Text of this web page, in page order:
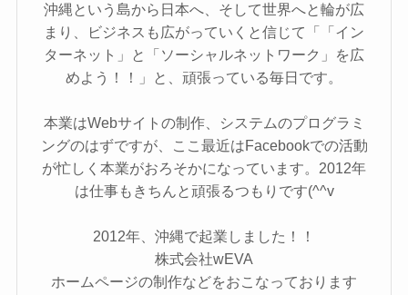
沖縄という島から日本へ、そして世界へと輪が広
まり、ビジネスも広がっていくと信じて「「イン
ターネット」と「ソーシャルネットワーク」を広
めよう！！」と、頑張っている毎日です。
本業はWebサイトの制作、システムのプログラミ
ングのはずですが、ここ最近はFacebookでの活動
が忙しく本業がおろそかになっています。2012年
は仕事もきちんと頑張るつもりです(^^v
2012年、沖縄で起業しました！！
株式会社wEVA
ホームページの制作などをおこなっております